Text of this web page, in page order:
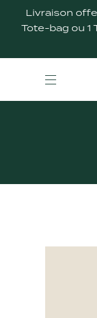
Livraison
Tote-bag ou